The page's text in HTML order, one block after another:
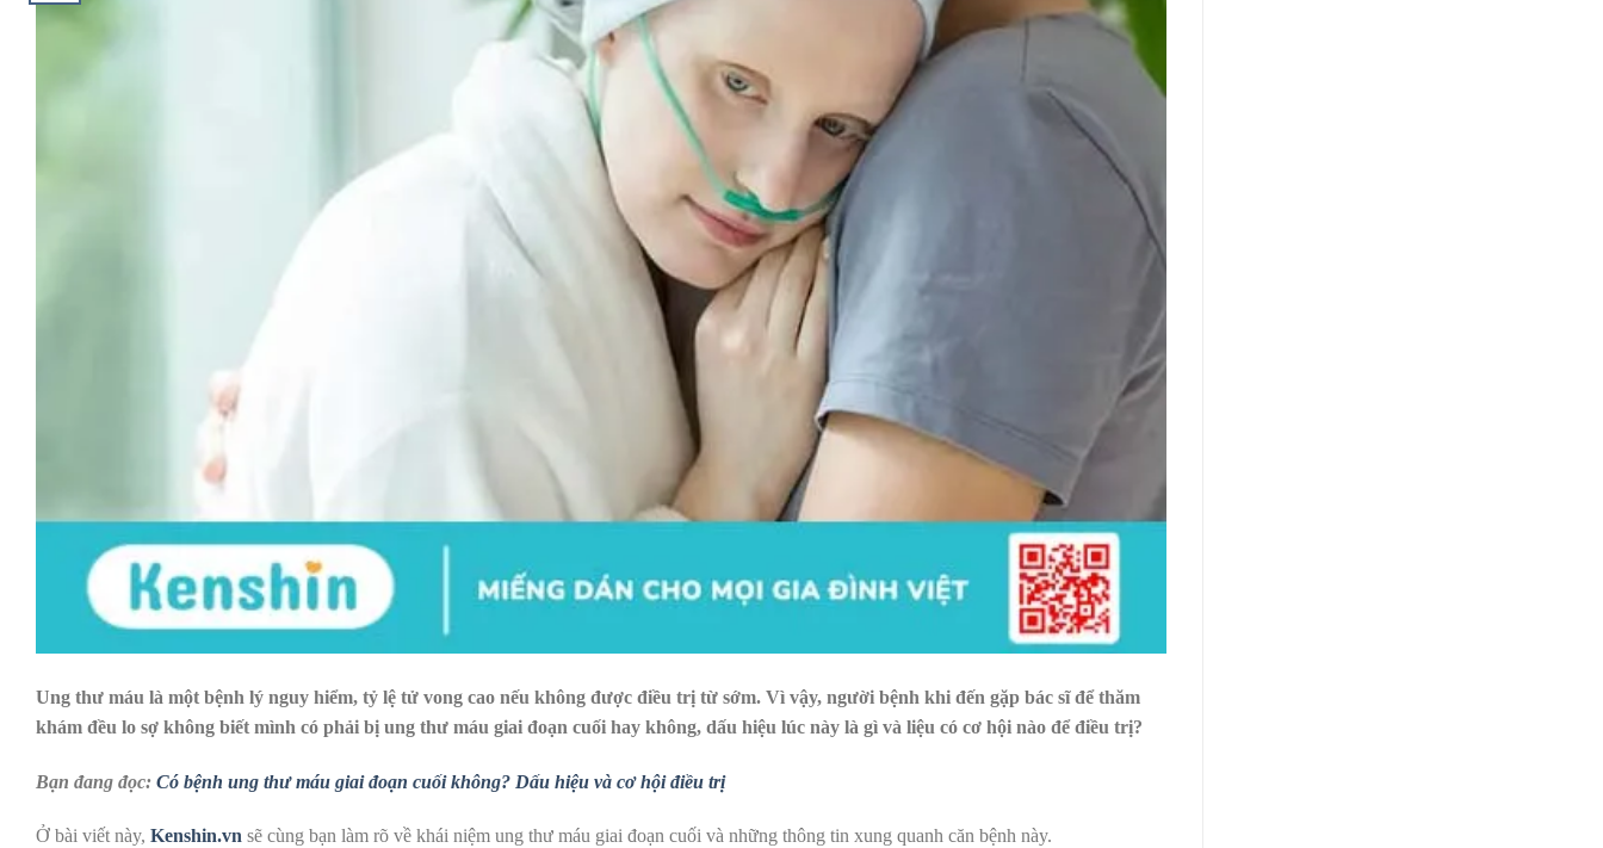
Ung thư máu là một bệnh lý nguy hiểm, tỷ lệ tử vong cao nếu không được điều trị từ sớm. Vì vậy, người bệnh khi đến gặp bác sĩ để thăm
khám đều lo sợ không biết mình có phải bị ung thư máu giai đoạn cuối hay không, dấu hiệu lúc này là gì và liệu có cơ hội nào để điều trị?
Bạn đang đọc: Có bệnh ung thư máu giai đoạn cuối không? Dấu hiệu và cơ hội điều trị
Ở bài viết này, Kenshin.vn sẽ cùng bạn làm rõ về khái niệm ung thư máu giai đoạn cuối và những thông tin xung quanh căn bệnh này.